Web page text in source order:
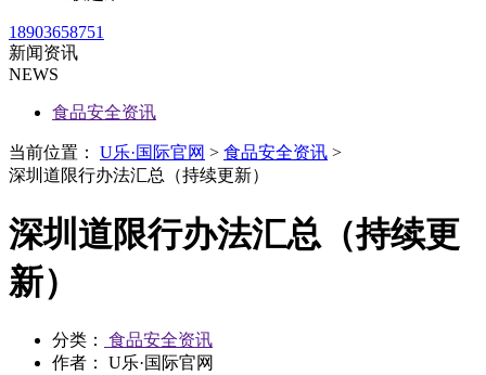
18903658751
新闻资讯
NEWS
食品安全资讯
当前位置： U乐·国际官网 > 食品安全资讯 >
深圳道限行办法汇总（持续更新）
深圳道限行办法汇总（持续更
新）
分类：
食品安全资讯
作者： U乐·国际官网